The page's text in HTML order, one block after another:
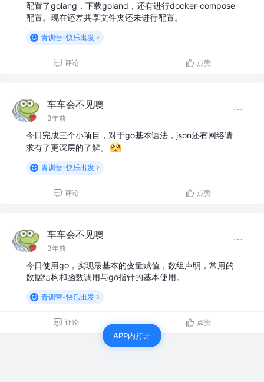
配置了golang，下载goland，还有进行docker-compose
配置。现在还差共享文件夹还未进行配置。
青训营-快乐出发
评论 点赞
车车会不见噢
3年前
今日完成三个小项目，对于go基本语法，json还有网络请
求有了更深层的了解。
青训营-快乐出发
评论 点赞
车车会不见噢
3年前
今日使用go，实现最基本的变量赋值，数组声明，常用的
数据结构和函数调用与go指针的基本使用。
青训营-快乐出发
评论 点赞
APP内打开